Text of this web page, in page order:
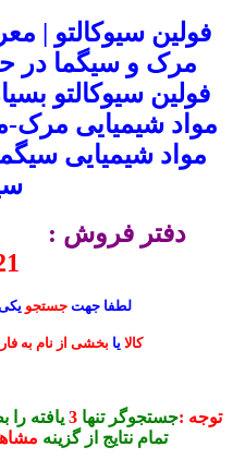
فولین سیوکالتو |
مرک و سیگما در
فولین سیوکالتو
مواد شیمیایی
مواد شیمیایی
دفتر فروش :
لطفا جهتجستجو
CASکالا یا بخشی از نام به
توجه :جستجوگر تنها3 یافته
تمام نتایج از گزینه